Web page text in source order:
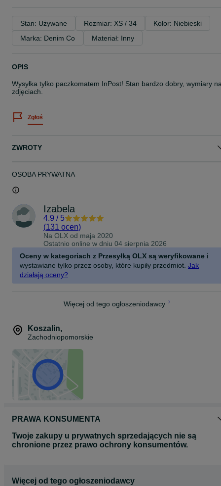
Stan: Używane Rozmiar: XS / 34
Kolor: Niebieski
Marka: Denim Co
Materiał: Inny
OPIS
Wysyłka tylko paczkomatem InPost! Stan bardzo dobry, wymiary
zdjęciach.
Zgłoś
ZWROTY
OSOBA PRYWATNA
Izabela
4.9 / 5
(131 ocen)
Na OLX od maja 2020
Ostatnio online w dniu 04 sierpnia 2026
Oceny w kategoriach z Przesyłką OLX są weryfikowane i
wystawiane tylko przez osoby, które kupiły przedmiot. Jak
działają oceny?
Więcej od tego ogłoszeniodawcy
Koszalin,
Zachodniopomorskie
PRAWA KONSUMENTA
Twoje zakupy u prywatnych sprzedających nie są
chronione przez prawo ochrony konsumentów.
Więcej od tego ogłoszeniodawcy